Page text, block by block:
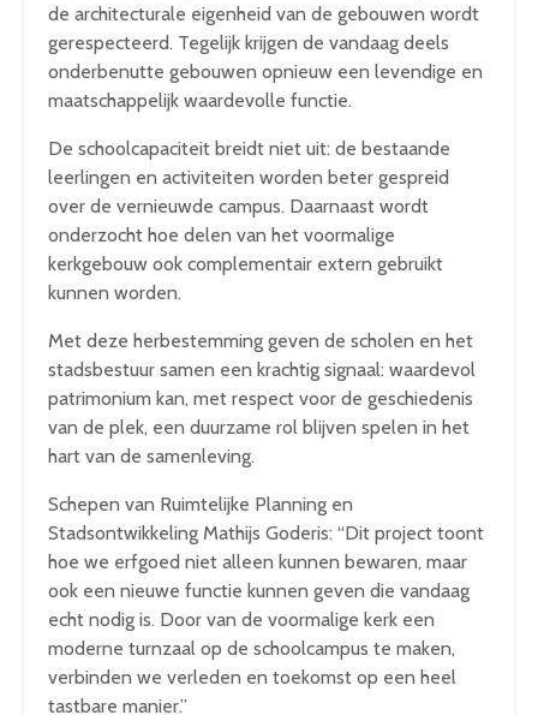
de architecturale eigenheid van de gebouwen wordt
gerespecteerd. Tegelijk krijgen de vandaag deels
onderbenutte gebouwen opnieuw een levendige en
maatschappelijk waardevolle functie.
De schoolcapaciteit breidt niet uit: de bestaande
leerlingen en activiteiten worden beter gespreid
over de vernieuwde campus. Daarnaast wordt
onderzocht hoe delen van het voormalige
kerkgebouw ook complementair extern gebruikt
kunnen worden.
Met deze herbestemming geven de scholen en het
stadsbestuur samen een krachtig signaal: waardevol
patrimonium kan, met respect voor de geschiedenis
van de plek, een duurzame rol blijven spelen in het
hart van de samenleving.
Schepen van Ruimtelijke Planning en
Stadsontwikkeling Mathijs Goderis: “Dit project toont
hoe we erfgoed niet alleen kunnen bewaren, maar
ook een nieuwe functie kunnen geven die vandaag
echt nodig is. Door van de voormalige kerk een
moderne turnzaal op de schoolcampus te maken,
verbinden we verleden en toekomst op een heel
tastbare manier.”